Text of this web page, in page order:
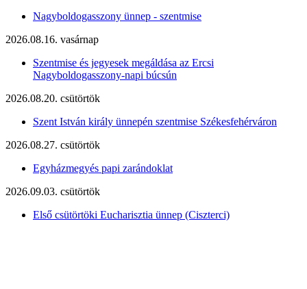
Nagyboldogasszony ünnep - szentmise
2026.08.16. vasárnap
Szentmise és jegyesek megáldása az Ercsi
Nagyboldogasszony-napi búcsún
2026.08.20. csütörtök
Szent István király ünnepén szentmise Székesfehérváron
2026.08.27. csütörtök
Egyházmegyés papi zarándoklat
2026.09.03. csütörtök
Első csütörtöki Eucharisztia ünnep (Ciszterci)